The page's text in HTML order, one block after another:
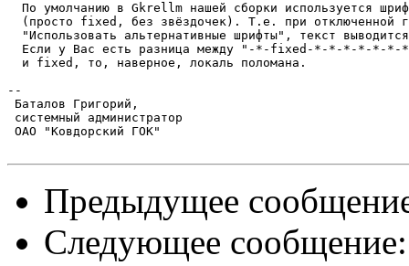
По умолчанию в Gkrellm нашей сборки используется
(просто fixed, без звёздочек). Т.е. при отключенной
"Использовать альтернативные шрифты", текст
Если у Вас есть разница между "-*-fixed-*-*-*-*-*-*-
  и fixed, то, наверное, локаль поломана.
--
Баталов Григорий,
системный администратор
ОАО "Ковдорский ГОК"
Предыдущее
Следующее